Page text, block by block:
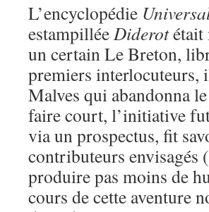
L’encyclopédie
estampilléeDiderotétait
un certain Le Breton,
premiers interlocuteurs,
Malves qui abandonna
faire court, l’initiative
via un prospectus, fit
contributeurs envisagés
produire pas moins de
cours de cette aventure